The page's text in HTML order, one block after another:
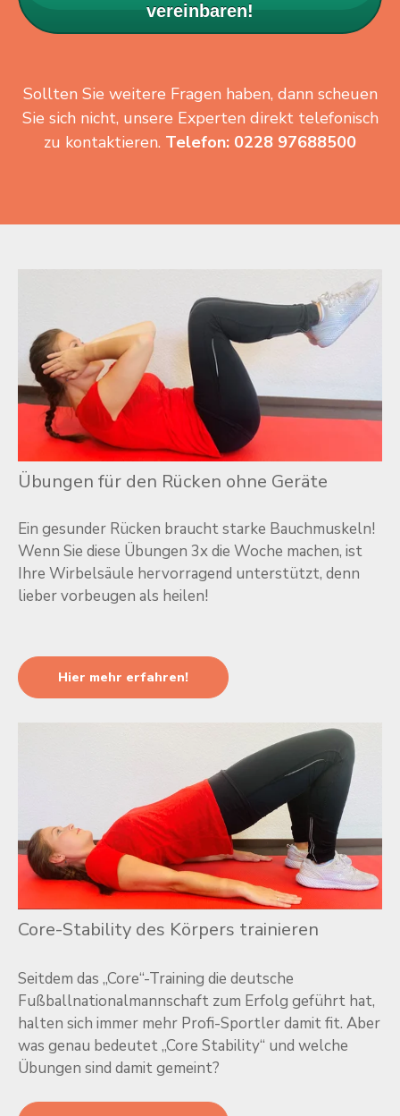
vereinbaren!
Sollten Sie weitere Fragen haben, dann scheuen
Sie sich nicht, unsere Experten direkt telefonisch
zu kontaktieren. Telefon: 0228 97688500
Übungen für den Rücken ohne Geräte
Ein gesunder Rücken braucht starke Bauchmuskeln!
Wenn Sie diese Übungen 3x die Woche machen, ist
Ihre Wirbelsäule hervorragend unterstützt, denn
lieber vorbeugen als heilen!
Hier mehr erfahren!
Core-Stability des Körpers trainieren
Seitdem das „Core“-Training die deutsche
Fußballnationalmannschaft zum Erfolg geführt hat,
halten sich immer mehr Profi-Sportler damit fit. Aber
was genau bedeutet „Core Stability“ und welche
Übungen sind damit gemeint?